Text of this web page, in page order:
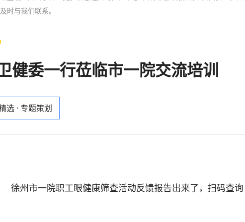
时与我们联系。
健委一行莅临市一院交流培训
选 · 专题策划
徐州市一院职工眼健康筛查活动反馈报告出来了，扫码查